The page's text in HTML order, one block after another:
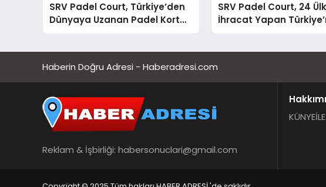
SRV Padel Court, Türkiye’den
Dünyaya Uzanan Padel Kort
Üretiminde Güvenin Adresi
SRV Padel Court, 24
İhracat Yapan
Padel Kortu Üretim
Haberin Doğru Adresi - Haberadresi.com
Reklam & İşbirliği: habersonuclari@gmail.com
KÜNYE